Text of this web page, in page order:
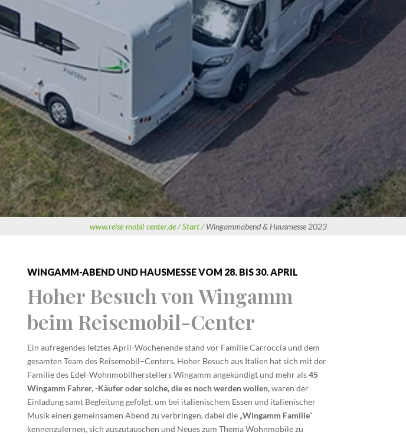
www.reise-mobil-center.de / Start /Wingammabend & Hausmesse 2023
WINGAMM-ABEND UND HAUSMESSE VOM 28. BIS 30. APRIL
Hoher Besuch von Wingamm
beim Reisemobil-Center
Ein aufregendes letztes April-Wochenende stand vor Familie Carroccia und dem
gesamten Team des Reisemobil–Centers. Hoher Besuch aus Italien hat sich mit der
Familie des Edel-Wohnmobilherstellers Wingamm angekündigt und mehr als45
Wingamm Fahrer, -Käufer oder solche, die es noch werden wollen,waren der
Einladung samt Begleitung gefolgt, um bei italienischem Essen und italienischer
Musik einen gemeinsamen Abend zu verbringen, dabei die „Wingamm Familie“
kennenzulernen, sich auszutauschen und Neues zum Thema Wohnmobile zu